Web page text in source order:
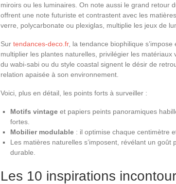
miroirs ou les luminaires. On note aussi le grand retour
offrent une note futuriste et contrastent avec les
verre, polycarbonate ou plexiglas, multiplie les jeux de
Sur tendances-deco.fr, la tendance biophilique s’impose
multiplier les plantes naturelles, privilégier les matériaux
du wabi-sabi ou du style coastal signent le désir de
relation apaisée à son environnement.
Voici, plus en détail, les points forts à surveiller :
Motifs vintage et papiers peints panoramiques
fortes.
Mobilier modulable : il optimise chaque centimètre
Les matières naturelles s’imposent, révélant un goût
durable.
Les 10 inspirations